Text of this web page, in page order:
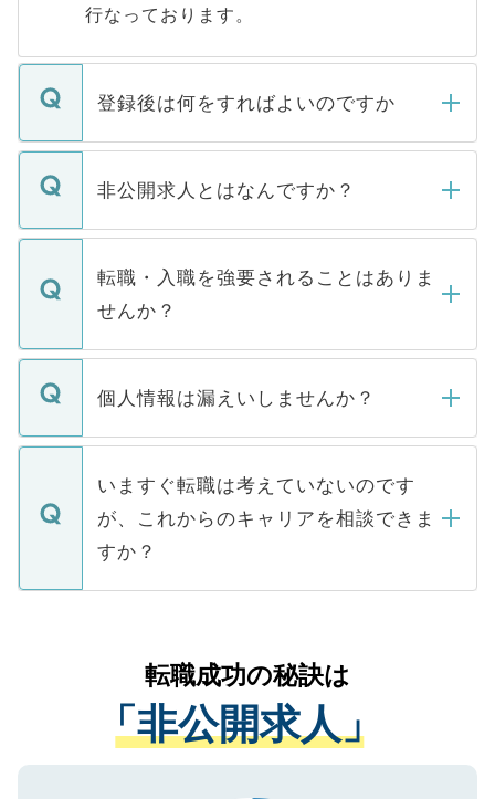
行なっております。
登録後は何をすればよいのですか
ご登録いただきましたら、弊社担当者がご
登録内容を確認し、その後メールもしくは
ます。通常、5営業日以内にはご連絡をせて
いただきますので、しばらくお待ちくださ
非公開求人とはなんですか？
マイナビDOCTORで取り扱っている求人の
うち約3割は、Webサイトからご覧いただ
けない「非公開求人」です。非公開求人は
下記の理由によって、一般には公開してい
ません。
■応募殺到を避けるため 人気のある医療機
関を公にしてしまうと、応募が殺到する場
に、医療機関が求める条件に合った人材の
みを人材紹介会社に依頼するケースが増え
ています。
転職・入職を強要されることはありま
せんか？
転職・入職を強要することは一切ありませ
ん。また、仮に応募先から内定をいただい
定を承諾する必要はありません。内定先へ
の辞退の連絡はキャリアパートナーが行い
個人情報は漏えいしませんか？
個人情報が漏えいすることはありませんの
で、ご安心ください。当サイトからの登録
などで収集したご登録者様の個人情報は、
ご本人のキャリアアップおよび転職活動の
支援を目的に使用いたします。お預かりし
ているすべての個人データはご本人の許可
は、個人情報の取り扱いについての厳密な
管理基準を満たした事業者のみに付与され
る、プライバシーマークを取得済みです。
いますぐ転職は考えていないのです
が、これからのキャリアを相談できま
すか？
かがいして、現在の医療機関の状況や紹介
経験をまじえながら、適切なアドバイスを
させていただきます。すぐにご転職をされ
ない方には、長期的なサポートが可能です
ので、まずはご登録ください。
転職成功の秘訣は
「非公開求人」